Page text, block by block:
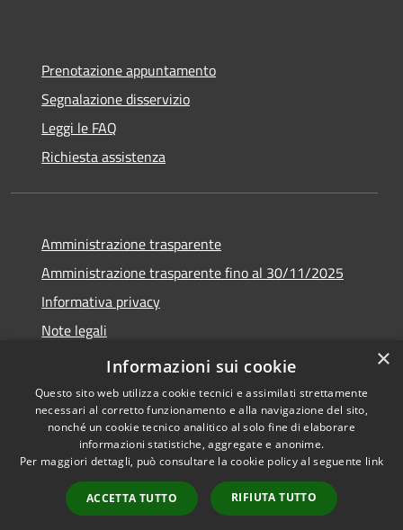
Prenotazione appuntamento
Segnalazione disservizio
Leggi le FAQ
Richiesta assistenza
Amministrazione trasparente
Amministrazione trasparente fino al 30/11/2025
Informativa privacy
Note legali
Dichiarazione di accessibilità
Accessibilità
Copyright © 2026 • Comune di
Ponteranica • Powered by
Municipium•
Accesso
redazione
×
Informazioni sui cookie
Questo sito web utilizza cookie tecnici e assimilati strettamente
necessari al corretto funzionamento e alla navigazione del sito,
nonché un cookie tecnico analitico al solo fine di elaborare
informazioni statistiche, aggregate e anonime.
Per maggiori dettagli, può consultare la cookie policy al seguente link
ACCETTA TUTTO RIFIUTA TUTTO